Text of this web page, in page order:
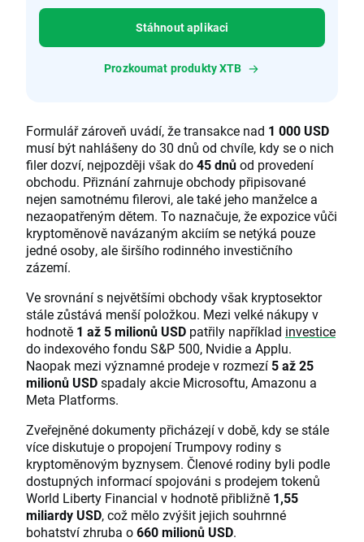
Stáhnout aplikaci
Prozkoumat produkty XTB
Formulář zároveň uvádí, že transakce nad 1 000 USD
musí být nahlášeny do 30 dnů od chvíle, kdy se o nich
filer dozví, nejpozději však do45 dnůod provedení
obchodu. Přiznání zahrnuje obchody připisované
nejen samotnému filerovi, ale také jeho manželce a
nezaopatřeným dětem. To naznačuje, že expozice vůči
kryptoměnově navázaným akciím se netýká pouze
jedné osoby, ale širšího rodinného investičního
zázemí.
Ve srovnání s největšími obchody však kryptosektor
stále zůstává menší položkou. Mezi velké nákupy v
hodnotě 1 až 5 milionů USD patřily například investice
do indexového fondu S&P 500, Nvidie a Applu.
Naopak mezi významné prodeje v rozmezí 5 až 25
milionů USDspadaly akcie Microsoftu, Amazonu a
Meta Platforms.
Zveřejněné dokumenty přicházejí v době, kdy se stále
více diskutuje o propojení Trumpovy rodiny s
kryptoměnovým byznysem. Členové rodiny byli podle
dostupných informací spojováni s prodejem tokenů
World Liberty Financial v hodnotě přibližně 1,55
miliardy USD, což mělo zvýšit jejich souhrnné
bohatství zhruba o660 milionů USD.